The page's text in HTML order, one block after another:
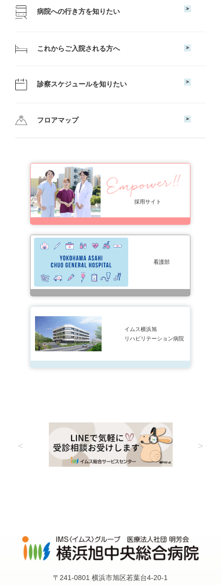
病院への行き方を知りたい
これからご入院される方へ
診察スケジュールを知りたい
フロアマップ
採用サイト
看護部
イムス横浜旭
リハビリテーション病院
〒241-0801 横浜市旭区若葉台4-20-1